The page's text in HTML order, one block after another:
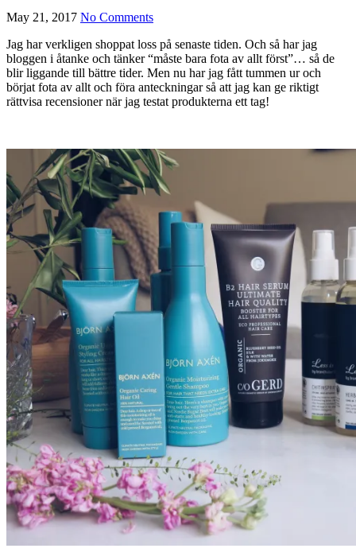
May 21, 2017 No Comments
Jag har verkligen shoppat loss på senaste tiden. Och så har jag
bloggen i åtanke och tänker “måste bara fota av allt först”… så de
blir liggande till bättre tider. Men nu har jag fått tummen ur och
börjat fota av allt och föra anteckningar så att jag kan ge riktigt
rättvisa recensioner när jag testat produkterna ett tag!